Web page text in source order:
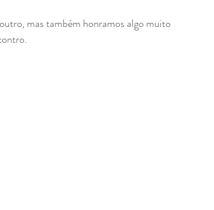
mas também honramos algo muito